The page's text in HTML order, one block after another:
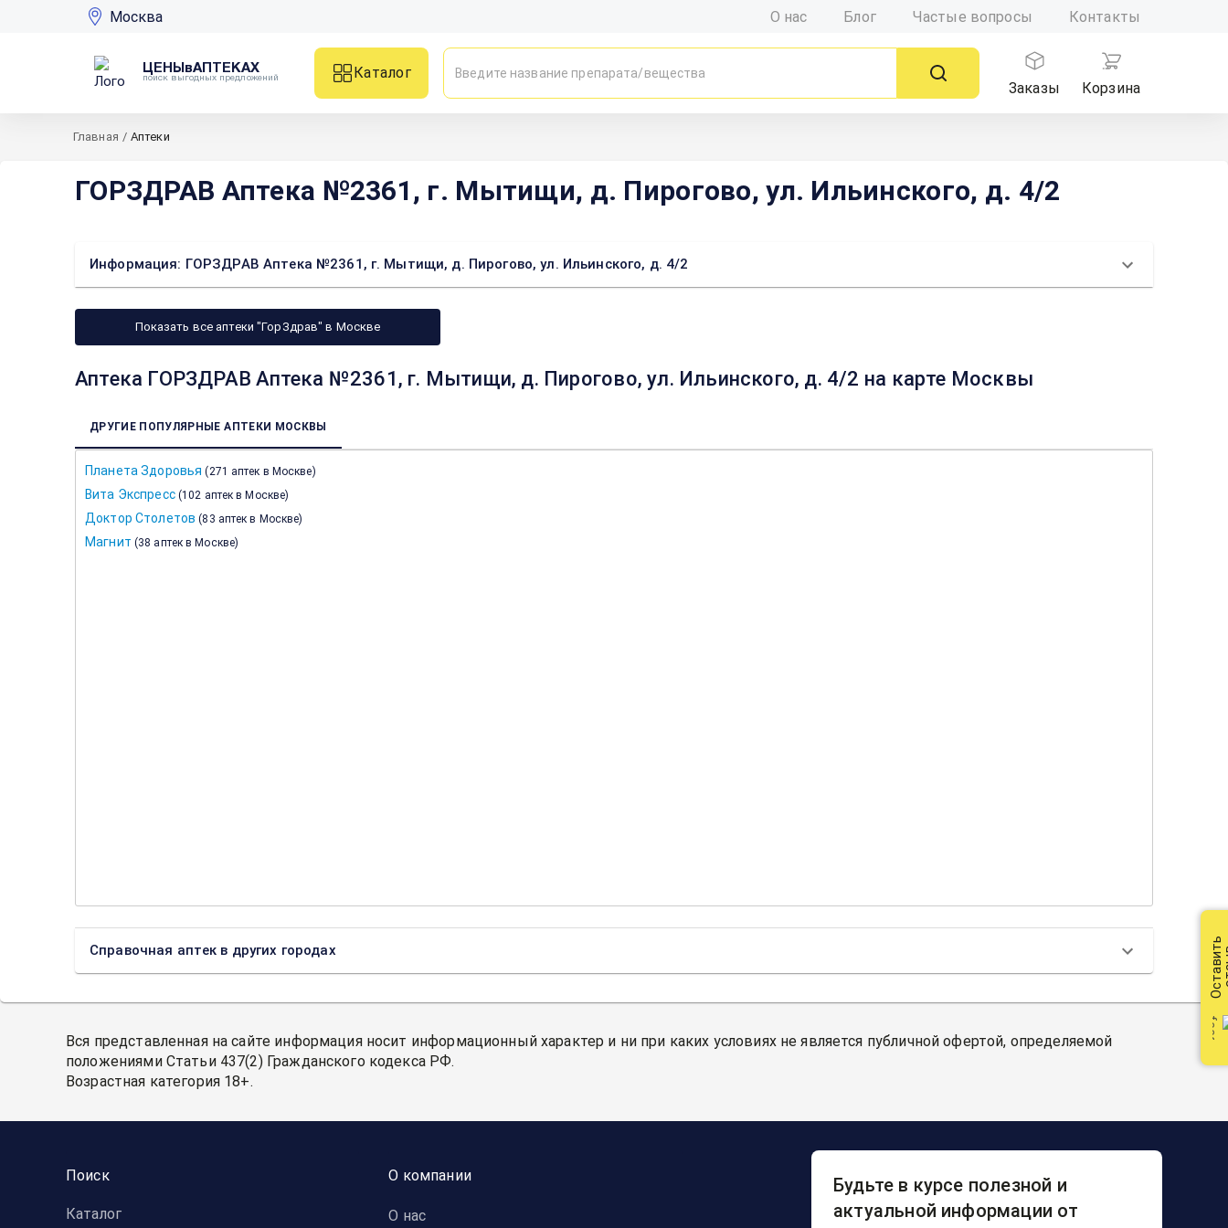
Москва О нас Блог Частые вопросы Контакты
ЦЕНЫвАПТЕКАХ
поиск выгодных предложений
Каталог
Заказы
Корзина
Главная / Аптеки
ГОРЗДРАВ Аптека №2361, г. Мытищи, д. Пирогово, ул. Ильинского, д. 4/2
Информация: ГОРЗДРАВ Аптека №2361, г. Мытищи, д. Пирогово, ул. Ильинского, д. 4/2
Показать все аптеки "ГорЗдрав" в Москве
Аптека ГОРЗДРАВ Аптека №2361, г. Мытищи, д. Пирогово, ул. Ильинского, д. 4/2 на карте Москвы
ДРУГИЕ ПОПУЛЯРНЫЕ АПТЕКИ МОСКВЫ
Планета Здоровья (271 аптек в Москве)
Вита Экспресс (102 аптек в Москве)
Доктор Столетов (83 аптек в Москве)
Магнит (38 аптек в Москве)
Справочная аптек в других городах
Вся представленная на сайте информация носит информационный характер и ни при каких условиях не является публичной офертой, определяемой
положениями Статьи 437(2) Гражданского кодекса РФ.
Возрастная категория 18+.
Поиск
Каталог
О компании
О нас
Будьте в курсе полезной и
актуальной информации от
Оставить